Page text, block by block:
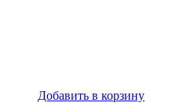
Добавить в корзину